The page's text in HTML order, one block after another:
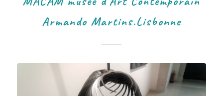
Armando Martins.Lisbonne